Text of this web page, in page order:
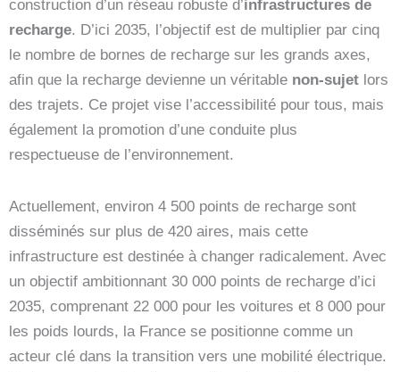
construction d’un réseau robuste d’infrastructures de
recharge. D’ici 2035, l’objectif est de multiplier par cinq
le nombre de bornes de recharge sur les grands axes,
afin que la recharge devienne un véritable non-sujet lors
des trajets. Ce projet vise l’accessibilité pour tous, mais
également la promotion d’une conduite plus
respectueuse de l’environnement.
Actuellement, environ 4 500 points de recharge sont
disséminés sur plus de 420 aires, mais cette
infrastructure est destinée à changer radicalement. Avec
un objectif ambitionnant 30 000 points de recharge d’ici
2035, comprenant 22 000 pour les voitures et 8 000 pour
les poids lourds, la France se positionne comme un
acteur clé dans la transition vers une mobilité électrique.